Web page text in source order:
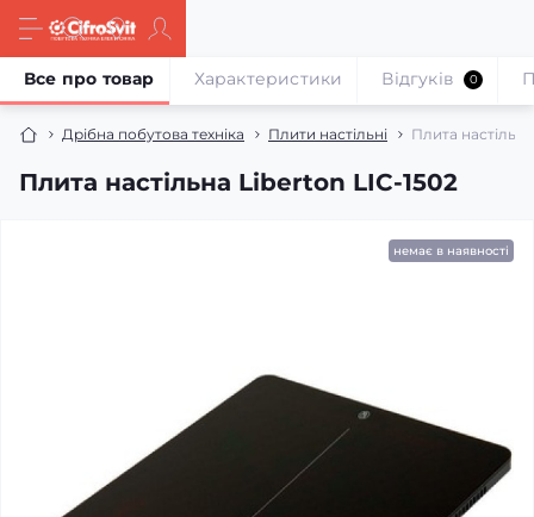
Дрібна побутова техніка Плити настільні Плита
Плита настільна Liberton LIC-1502
Все про товар Характеристики Відгуків 0
немає в наявності